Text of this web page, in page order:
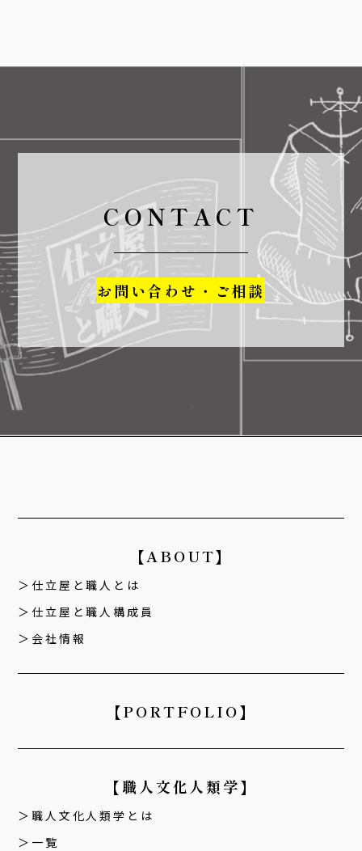
CONTACT
お問い合わせ・ご相談
【ABOUT】
仕立屋と職人とは
仕立屋と職人構成員
会社情報
【PORTFOLIO】
【職人文化人類学】
職人文化人類学とは
一覧